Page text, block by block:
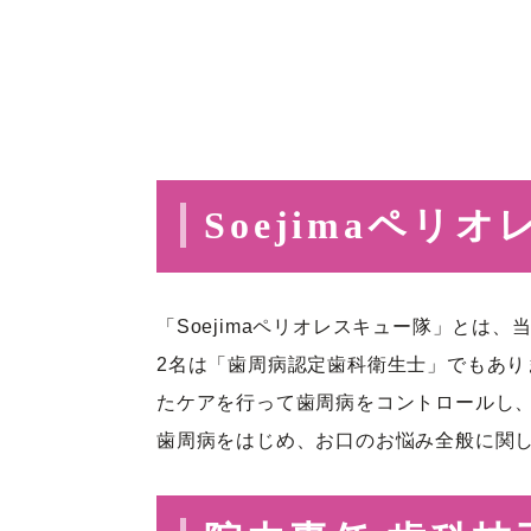
Soejimaペリオ
「Soejimaペリオレスキュー隊」とは、
2名は「歯周病認定歯科衛生士」でもあ
たケアを行って歯周病をコントロールし
歯周病をはじめ、お口のお悩み全般に関